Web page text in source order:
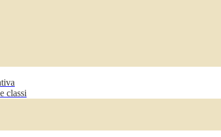
classi